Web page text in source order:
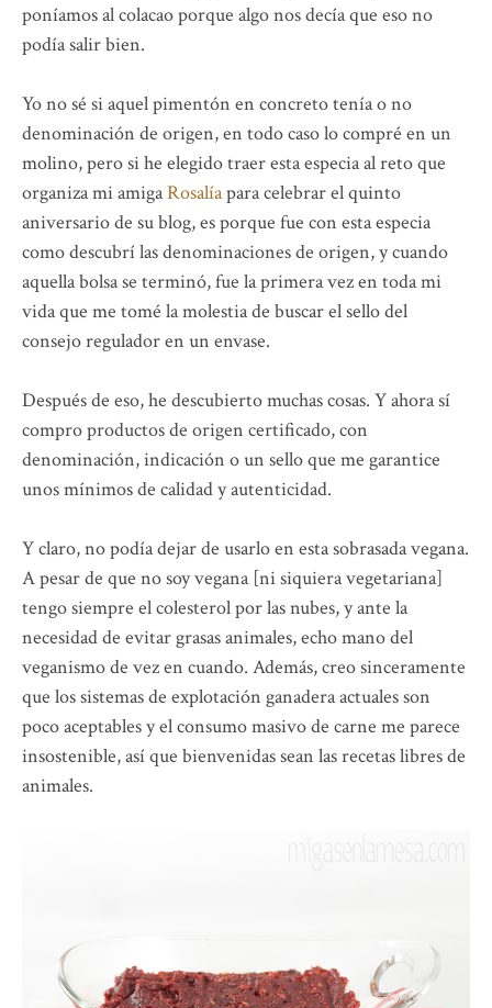
poníamos al colacao porque algo nos decía que eso no
podía salir bien.
Yo no sé si aquel pimentón en concreto tenía o no
denominación de origen, en todo caso lo compré en un
molino, pero si he elegido traer esta especia al reto que
organiza mi amigaRosalíapara celebrar el quinto
aniversario de su blog, es porque fue con esta especia
como descubrí las denominaciones de origen, y cuando
aquella bolsa se terminó, fue la primera vez en toda mi
vida que me tomé la molestia de buscar el sello del
consejo regulador en un envase.
Después de eso, he descubierto muchas cosas. Y ahora sí
compro productos de origen certificado, con
denominación, indicación o un sello que me garantice
unos mínimos de calidad y autenticidad.
Y claro, no podía dejar de usarlo en esta sobrasada vegana.
A pesar de que no soy vegana [ni siquiera vegetariana]
tengo siempre el colesterol por las nubes, y ante la
necesidad de evitar grasas animales, echo mano del
veganismo de vez en cuando. Además, creo sinceramente
que los sistemas de explotación ganadera actuales son
poco aceptables y el consumo masivo de carne me parece
insostenible, así que bienvenidas sean las recetas libres de
animales.